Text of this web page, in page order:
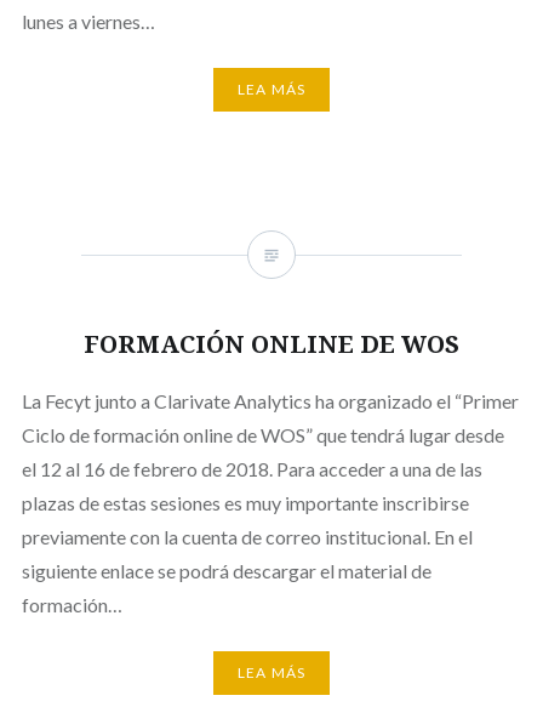
lunes a viernes…
LEA MÁS
FORMACIÓN ONLINE DE WOS
La Fecyt junto a Clarivate Analytics ha organizado el “Primer
Ciclo de formación online de WOS” que tendrá lugar desde
el 12 al 16 de febrero de 2018. Para acceder a una de las
plazas de estas sesiones es muy importante inscribirse
previamente con la cuenta de correo institucional. En el
siguiente enlace se podrá descargar el material de
formación…
LEA MÁS